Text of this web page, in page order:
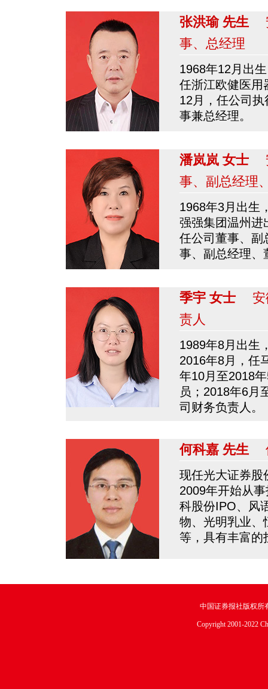
张洪瑜 先生
事、总经理
1968年12月出
任浙江欧健医用
12月，任公司
事兼总经理。
潘岚岚 女士
事、副总经理
1968年3月出生
强强集团温州进
任公司董事、副
事、副总经理、
季宇 女士 安
责人
1989年8月出生
2016年8月，任
年10月至2018
员；2018年6月
司财务负责人。
何科嘉 先生
现任光大证券股
2009年开始从
科股份IPO、风
物、光明乳业、
等，具有丰富的
中国证券报社版权所
Copyright 2001-2022